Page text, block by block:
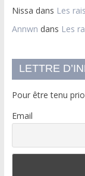
Nissa dans Les
Annwn dans Les
LETTRE
Pour être tenu
Email